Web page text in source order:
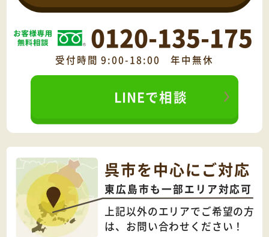
0120-135-175
受付時間 9:00-18:00 年中無休
LINEで相談
呉市を中心にご対応
東広島市も一部エリア対応可
上記以外のエリアでご希望の方
は、 お問い合わせください！